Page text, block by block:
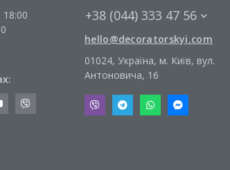
+38 (044) 333 47 56
hello@decoratorskyi.com
01024, Україна, м. Київ, вул.
Антоновича, 16